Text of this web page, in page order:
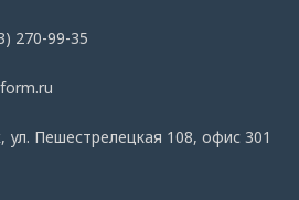
270-99-35
Пешестрелецкая 108, офис 301